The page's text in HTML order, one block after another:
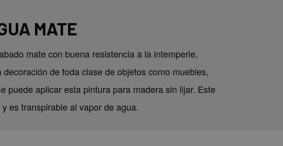
MATE
mate con buena resistencia a la intemperie,
de toda clase de objetos como muebles,
puede aplicar esta pintura para madera sin lijar. Este
es transpirable al vapor de agua.